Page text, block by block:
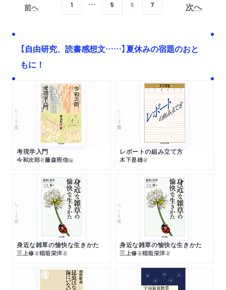
前へ 1 5 6 7 次へ
【自由研究、読書感想文……】夏休みの宿題のおと
もに！
ちくま文庫
考現学入門
今和次郎著藤森照信編
ちくま学芸文庫
レポートの組み立て方
木下是雄著
ちくま文庫
身近な雑草の愉快な生きかた
三上修著稲垣栄洋著
ちくま文庫
身近な雑草の愉快な生きかた
三上修著稲垣栄洋著